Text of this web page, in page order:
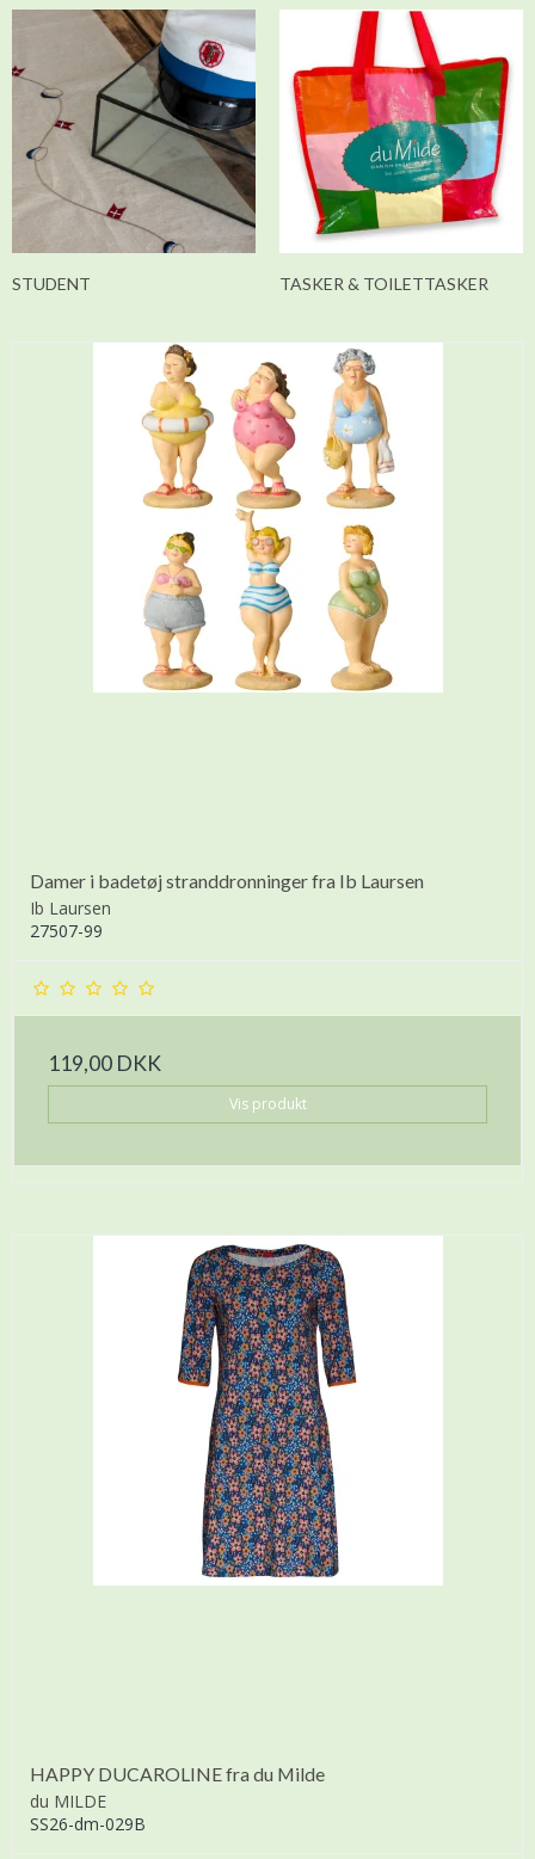
STUDENT TASKER & TOILETTASKER
Damer i badetøj stranddronninger fra Ib Laursen
Ib Laursen
27507-99
119,00 DKK
Vis produkt
HAPPY DUCAROLINE fra du Milde
du MILDE
SS26-dm-029B